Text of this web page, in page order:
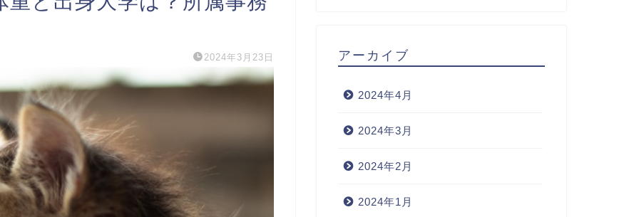
2024年3月23日 アーカイブ
2024年4月
2024年3月
2024年2月
2024年1月